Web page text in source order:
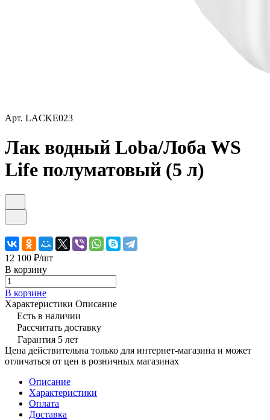
Арт. LACKE023
Лак водный Loba/Лоба WS
Life полуматовый (5 л)
12 100 ₽/шт
В корзину
В корзине
Характеристики Описание
Есть в наличии
Рассчитать доставку
Гарантия 5 лет
Цена действительна только для интернет-магазина и может
отличаться от цен в розничных магазинах
Описание
Характеристики
Оплата
Доставка